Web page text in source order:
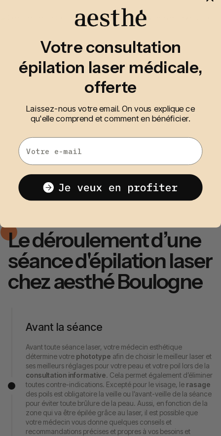
Le déroulement d’une
séance d'épilation laser
chez aesthé Boulogne
Avant la séance
Avant toute séance laser, votre médecin esthétique
détermine votre phototype afin de choisir le meilleur laser et
ses meilleurs réglages pour votre peau et votre poil lors de la
consultation informative. Cela permet également d’éliminer
toutes contre-indications. Excepté pour le visage, le rasage
des poils est obligatoire la veille ou l’avant-veille de la séance
pour éviter toute brûlure de la peau. Aussi, en fonction de la
zone qui va être épilée grâce au laser, il est possible que
votre médecin vous donne quelques conseils et
recommandations précises et propres à vos besoins et
Votre consultation
épilation laser médicale,
offerte
Laissez-nous votre email. On vous explique ce
qu'elle comprend et comment en bénéficier.
Email